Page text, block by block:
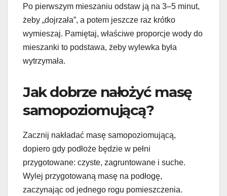
Po pierwszym mieszaniu odstaw ją na 3–5 minut,
żeby „dojrzała”, a potem jeszcze raz krótko
wymieszaj. Pamiętaj, właściwe proporcje wody do
mieszanki to podstawa, żeby wylewka była
wytrzymała.
Jak dobrze nałożyć masę
samopoziomującą?
Zacznij nakładać masę samopoziomującą,
dopiero gdy podłoże będzie w pełni
przygotowane: czyste, zagruntowane i suche.
Wylej przygotowaną masę na podłogę,
zaczynając od jednego rogu pomieszczenia.